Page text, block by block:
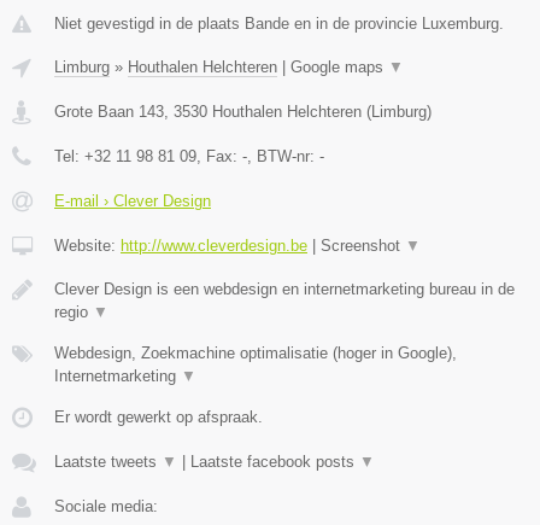
Niet gevestigd in de plaats Bande en in de provincie Luxemburg.
Limburg » Houthalen Helchteren | Google maps ▼
Grote Baan 143 3530 Houthalen Helchteren (Limburg)
Tel: +32 11 98 81 09 , Fax: - , BTW-nr: -
E-mail › Clever Design
Website: http://www.cleverdesign.be | Screenshot ▼
Clever Design is een webdesign en internetmarketing bureau in de
regio ▼
Webdesign, Zoekmachine optimalisatie (hoger in Google),
Internetmarketing ▼
Er wordt gewerkt op afspraak.
Laatste tweets ▼ | Laatste facebook posts ▼
Sociale media: